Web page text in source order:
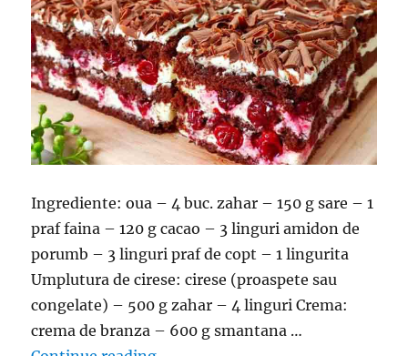
Ingrediente: oua – 4 buc. zahar – 150 g sare – 1
praf faina – 120 g cacao – 3 linguri amidon de
porumb – 3 linguri praf de copt – 1 lingurita
Umplutura de cirese: cirese (proaspete sau
congelate) – 500 g zahar – 4 linguri Crema:
crema de branza – 600 g smantana …